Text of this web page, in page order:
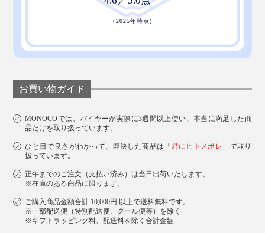
お買い物ガイド
MONOCOでは、バイヤーが実際に3週間以上使い、本当に満足した商
品だけを取り扱っています。
ひと目で良さがわかって、即決した商品は「 君にヒトメボレ 」で取り
扱っています。
正午までのご注文（支払い済み）は当日出荷いたします。
※在庫のある商品に限ります。
ご購入商品金額合計 10,000円 以上で送料無料です。
※一部配送便（特別配送便、クール便等）を除く
※ギフトラッピング料、配送料を除く合計金額